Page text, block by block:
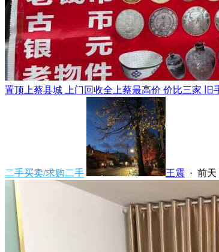
置顶 上蔡县城 上门回收全上蔡最高价 价比三家
二手买卖/求购二手 王震 · 前天